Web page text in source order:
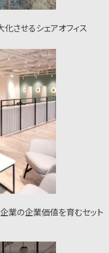
させるシェアオフィス
業の企業価値を育むセット